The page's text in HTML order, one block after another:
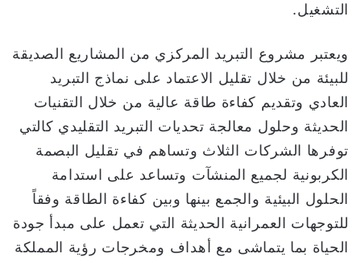
التشغيل.
ويعتبر مشروع التبريد المركزي من المشاريع الصديقة
للبيئة من خلال تقليل الاعتماد على نماذج التبريد
العادي وتقديم كفاءة طاقة عالية من خلال التقنيات
الحديثة وحلول معالجة تحديات التبريد التقليدي كالتي
توفرها الشركات الثلاث وتساهم في تقليل البصمة
الكربونية لجميع المنشآت وتساعد على استدامة
الحلول البيئية والجمع بينها وبين كفاءة الطاقة وفقاً
للتوجهات العمرانية الحديثة التي تعمل على مبدأ جودة
الحياة بما يتماشى مع أهداف ومخرجات رؤية المملكة